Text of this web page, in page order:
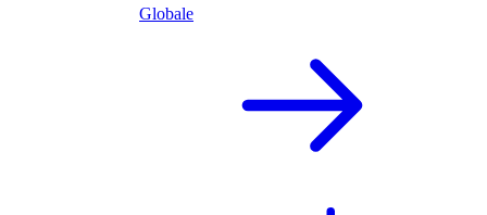
Globale